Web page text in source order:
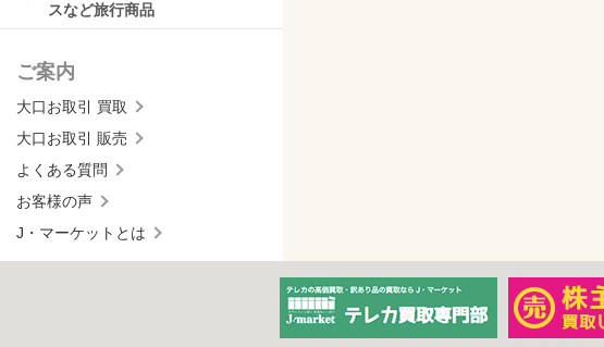
スなど旅行商品
ご案内
大口お取引 買取
大口お取引 販売
よくある質問
お客様の声
J・マーケットとは